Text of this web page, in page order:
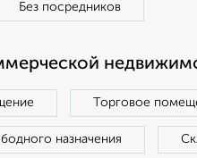
Без посредников
Торговое
назначения